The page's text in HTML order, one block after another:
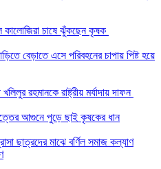
কালোজিরা চাষে ঝুঁকছেন কৃষক
বেড়াতে এসে পরিবহনের চাপায় পিষ্ট হয়ে
রহমানকে রাষ্ট্রীয় মর্যাদায় দাফন
আগুনে পুড়ে ছাই কৃষকের ধান
ছাত্রদের মাঝে বর্ণিল সমাজ কল্যাণ